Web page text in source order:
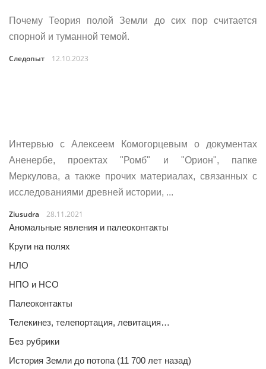
Почему Теория полой Земли до сих пор считается
спорной и туманной темой.
Следопыт 12.10.2023
Интервью с Алексеем Комогорцевым о документах
Аненербе, проектах "Ромб" и "Орион", папке
Меркулова, а также прочих материалах, связанных с
исследованиями древней истории, ...
Ziusudra
28.11.2021
Аномальные явления и палеоконтакты
Круги на полях
НЛО
НПО и НСО
Палеоконтакты
Телекинез, телепортация, левитация…
Без рубрики
История Земли до потопа (11 700 лет назад)